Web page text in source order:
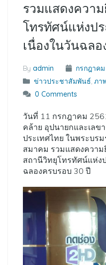
รวมแสดงควา
โทรทัศน์แห่งป
เนื่องในวันฉล
By admin
กรกฎาคม
ข่าวประชาสัมพันธ์, ภา
0 Comments
วันที่ 11 กรกฎาคม
คล้าย อุปนายกและเลข
ประเทศไทย ในพระบร
สมาคม รวมแสดงควา
สถานีวิทยุโทรทัศน์แห่ง
ฉลองครบรอบ 30 ปี